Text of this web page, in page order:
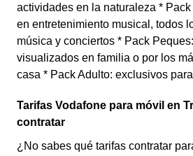
actividades en la naturaleza *
en entretenimiento musical, todos
música y conciertos * Pack
visualizados en familia o por los
casa * Pack Adulto: exclusivos
Tarifas Vodafone para móvil en
contratar
¿No sabes qué tarifas contratar